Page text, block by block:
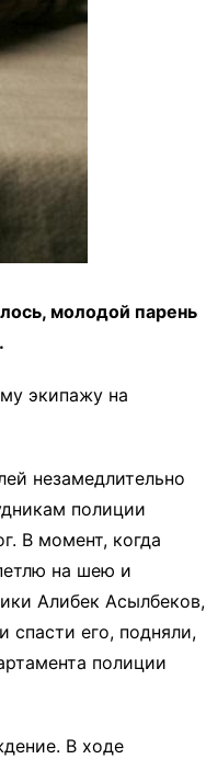
молодой парень
.
экипажу на
незамедлительно
полиции
В момент, когда
на шею и
Алибек Асылбеков,
спасти его, подняли,
полиции
В ходе